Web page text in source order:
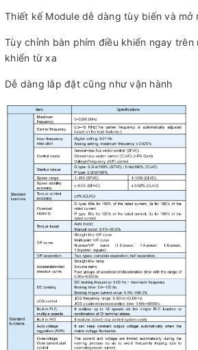
Thiết kế Module dễ dàng tùy biến và mở
Tùy chỉnh bàn phím điều khiển ngay trên
khiển từ xa
Dễ dàng lắp đặt cũng như vận hành